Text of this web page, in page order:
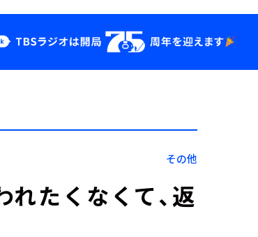
YouTube
その他
れたくなくて、返